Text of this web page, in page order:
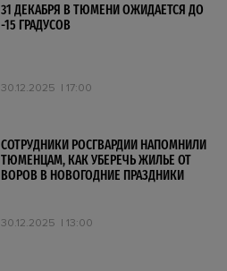
31 ДЕКАБРЯ В ТЮМЕНИ ОЖИДАЕТСЯ ДО
-15 ГРАДУСОВ
30.12.2025 17:00
СОТРУДНИКИ РОСГВАРДИИ НАПОМНИЛИ
ТЮМЕНЦАМ, КАК УБЕРЕЧЬ ЖИЛЬЕ ОТ
ВОРОВ В НОВОГОДНИЕ ПРАЗДНИКИ
30.12.2025 13:00